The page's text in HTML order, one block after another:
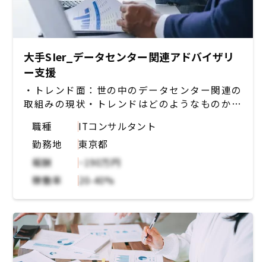
大手SIer_データセンター関連アドバイザリ
ー支援
・トレンド面：世の中のデータセンター関連の
取組みの現状・トレンドはどのようなものか
発はどういうものがあるのか
・自社取組面：今後、自社でやるべきことはど
のようなことか
※データセンター：（例）土地・ハードウェ
ア・ソフトウェアなどの各レイヤーの中で、
様々な活動があると想定しており、一例とし
て、電源利用を効率化するためのHWもあれ
ば、その使用効率を制御するソフトウェアや、
可視化するモニタリングソリューションなども
あり、様々なソリューションがあると想定
職種
ITコンサルタント
勤務地
東京都
報酬
~190万円
稼働率
20-40%